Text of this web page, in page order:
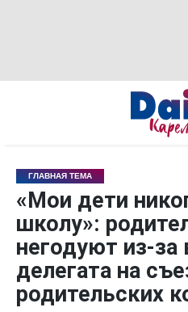
ГЛАВНАЯ ТЕМА
«Мои дети
школу»:
негодуют из-
делегата на
родительских